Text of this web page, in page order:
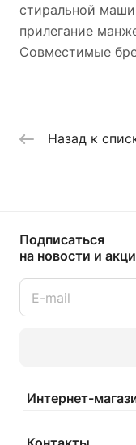
стиральной
прилегание
Совместимые
Назад к
Подписаться
на новости и
Интернет-